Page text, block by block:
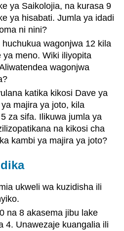
ya Saikolojia, na kurasa 9
ya hisabati. Jumla ya idadi
ni nini?
huchukua wagonjwa 12 kila
meno. Wiki iliyopita
wagonjwa
katika kikosi Dave ya
majira ya joto, kila
za sifa. Ilikuwa jumla ya
na kikosi cha
kambi ya majira ya joto?
ukweli wa kuzidisha ili
na 8 akasema jibu lake
4. Unawezaje kuangalia ili